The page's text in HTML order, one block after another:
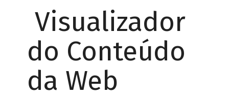
Visualizador
do Conteúdo
da Web